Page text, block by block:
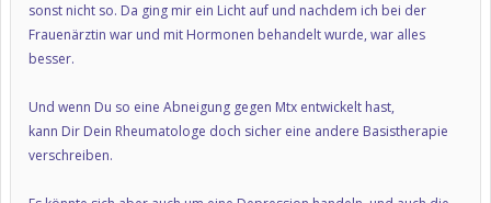
sonst nicht so. Da ging mir ein Licht auf und nachdem ich bei der
Frauenärztin war und mit Hormonen behandelt wurde, war alles
besser.
Und wenn Du so eine Abneigung gegen Mtx entwickelt hast,
kann Dir Dein Rheumatologe doch sicher eine andere Basistherapie
verschreiben.